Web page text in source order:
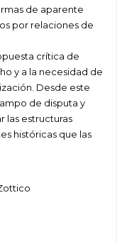
de aparente
por relaciones de
crítica de
y a la necesidad de
Desde este
de disputa y
las estructuras
históricas que las